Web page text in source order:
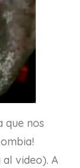
que nos
video). A